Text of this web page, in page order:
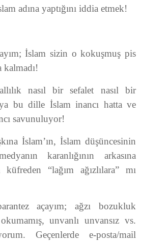
adına yaptığını iddia etmek!
İslam sizin o kokuşmuş pis
kalmadı!
nasıl bir sefalet nasıl bir
bu dille İslam inancı hatta ve
savunuluyor!
İslam’ın, İslam düşüncesinin
karanlığının arkasına
“lağım ağızlılara” mı
açayım; ağzı bozukluk
unvanlı unvansız vs.
Geçenlerde e-posta/mail